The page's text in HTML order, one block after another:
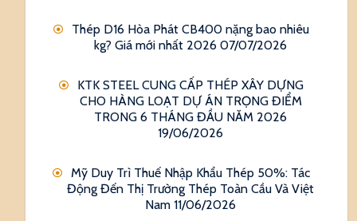
Thép D16 Hòa Phát CB400 nặng bao nhiêu
kg? Giá mới nhất 2026 07/07/2026
KTK STEEL CUNG CẤP THÉP XÂY DỰNG
CHO HÀNG LOẠT DỰ ÁN TRỌNG ĐIỂM
TRONG 6 THÁNG ĐẦU NĂM 2026
19/06/2026
Mỹ Duy Trì Thuế Nhập Khẩu Thép 50%: Tác
Động Đến Thị Trường Thép Toàn Cầu Và Việt
Nam 11/06/2026